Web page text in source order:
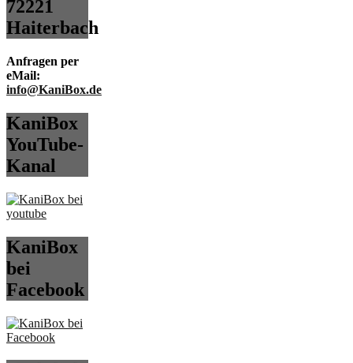
72221
Haiterbach
Anfragen per
eMail:
info@KaniBox.de
KaniBox
YouTube-
Kanal
KaniBox
bei
Facebook